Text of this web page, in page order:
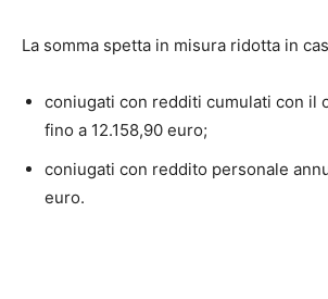
La somma spetta in misura ridotta in
coniugati con redditi cumulati con il
fino a 12.158,90 euro;
coniugati con reddito personale
euro.